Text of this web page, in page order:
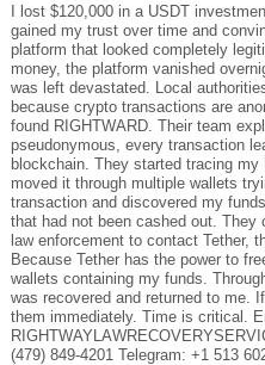
I lost $120,000 in a USDT
gained my trust over time and
platform that looked completely
money, the platform vanished
was left devastated. Local
because crypto transactions are
found RIGHTWARD. Their team
pseudonymous, every transaction
blockchain. They started tracing
moved it through multiple wallets
transaction and discovered my
that had not been cashed out. They
law enforcement to contact Tether,
Because Tether has the power to
wallets containing my funds.
was recovered and returned to me.
them immediately. Time is critical.
(479) 849-4201 Telegram: ‪+1 513